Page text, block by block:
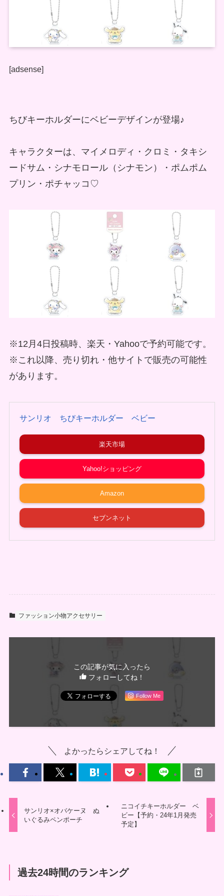
[adsense]
ちびキーホルダーにベビーデザインが登場♪
キャラクターは、マイメロディ・クロミ・タキシ
ードサム・シナモロール（シナモン）・ポムポム
プリン・ポチャッコ♡
※12月4日投稿時、楽天・Yahooで予約可能です。
※これ以降、売り切れ・他サイトで販売の可能性
があります。
サンリオ ちびキーホルダー ベビー
楽天市場
Yahoo!ショッピング
Amazon
セブンネット
ファッション小物アクセサリー
この記事が気に入ったら
フォローしてね！
Follow Me
よかったらシェアしてね！
サンリオ×オバケーヌ ぬ
いぐるみペンポーチ
ニコイチキーホルダー ベ
ビー【予約・24年1月発売
予定】
過去24時間のランキング